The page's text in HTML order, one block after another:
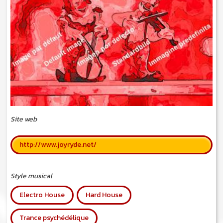
Site web
http://www.joyryde.net/
Style musical
Electro House
Hard House
Trance psychédélique